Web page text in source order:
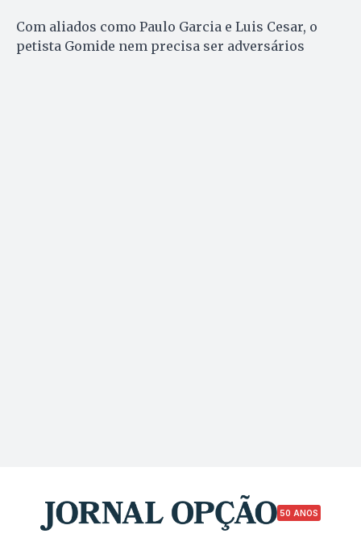
Com aliados como Paulo Garcia e Luis Cesar, o
petista Gomide nem precisa ser adversários
50 ANOS